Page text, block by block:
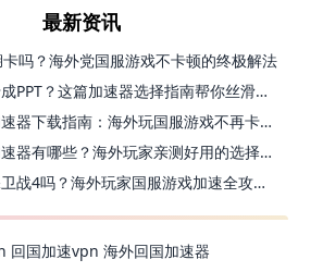
最新资讯
吗？海外党国服游戏不卡顿的终极解法
海外党打枪神纪卡成PPT？这篇加速器选择指南帮你丝滑上分
美国打我的起源加速器下载指南：海外玩国服游戏不再卡的终极方案
江南百景图国外加速器有哪些？海外玩家亲测好用的选择与避坑指南
去国外能打王国保卫战4吗？海外玩家国服游戏加速全攻略（附公主连结幻想江湖实测）
回国加速vpn 海外回国加速器